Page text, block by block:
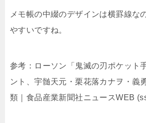
メモ帳の中綴のデザインは横罫線な
やすいですね。
参考： ローソン「鬼滅の刃ポケット
ント、宇髄天元・栗花落カナヲ・義
類｜食品産業新聞社ニュースWEB